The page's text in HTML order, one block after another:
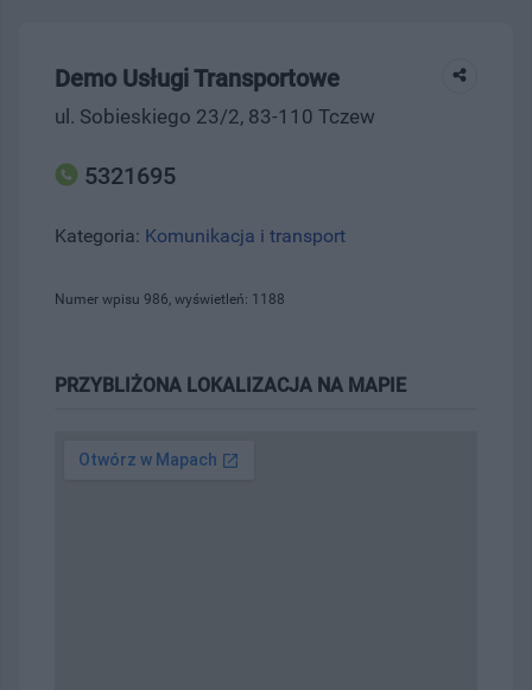
Demo Usługi Transportowe
ul. Sobieskiego 23/2, 83-110 Tczew
5321695
Kategoria: Komunikacja i transport
Numer wpisu 986, wyświetleń: 1188
PRZYBLIŻONA LOKALIZACJA NA MAPIE